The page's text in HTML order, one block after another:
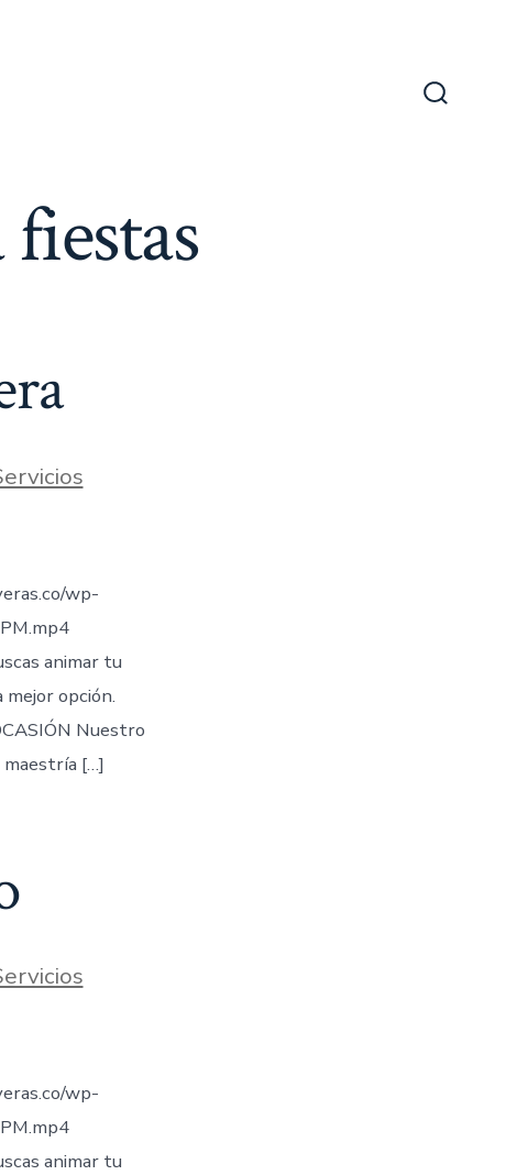
wp-
animar tu
opción.
Nuestro
[…]
wp-
animar tu